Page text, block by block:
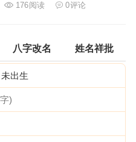
176阅读 0评论
八字改名 姓名祥批
未出生